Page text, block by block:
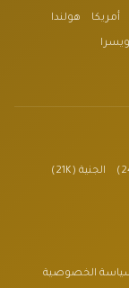
أمريكا هولندا
الجنية (21K)
الخصوصية